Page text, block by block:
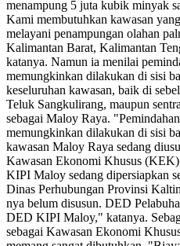
menampung 5 juta kubik minyak
Kami membutuhkan kawasan
melayani penampungan olahan
Kalimantan Barat, Kalimantan
katanya. Namun ia menilai
memungkinkan dilakukan di sisi
keseluruhan kawasan, baik di
Teluk Sangkulirang, maupun
sebagai Maloy Raya.
memungkinkan dilakukan di sisi
kawasan Maloy Raya sedang
Kawasan Ekonomi Khusus
KIPI Maloy sedang dipersiapkan
Dinas Perhubungan Provinsi
nya belum disusun. DED
DED KIPI Maloy," katanya.
sebagai Kawasan Ekonomi